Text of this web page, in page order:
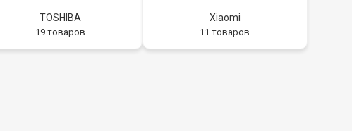
TOSHIBA
19 товаров
Xiaomi
11 товаров